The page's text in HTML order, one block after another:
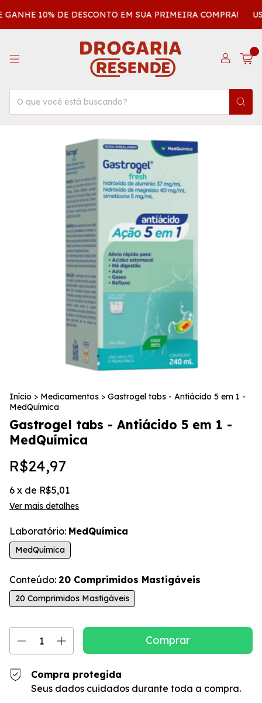
10% DE DESCONTO EM SUA PRIMEIRA COMPRA!
Início > Medicamentos > Gastrogel tabs - Antiácido 5 em 1 -
MedQuímica
Gastrogel tabs - Antiácido 5 em 1 -
MedQuímica
R$24,97
6 x de R$5,01
Ver mais detalhes
Laboratório: MedQuímica
MedQuímica
Conteúdo: 20 Comprimidos Mastigáveis
20 Comprimidos Mastigáveis
Compra protegida
Seus dados cuidados durante toda a compra.